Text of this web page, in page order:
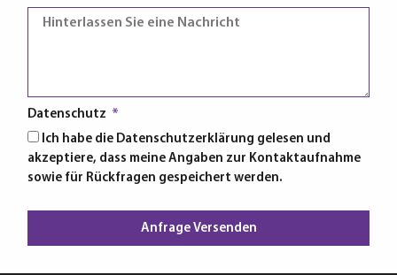
Datenschutz
Ich habe die Datenschutzerklärung gelesen und
akzeptiere, dass meine Angaben zur Kontaktaufnahme
sowie für Rückfragen gespeichert werden.
Anfrage Versenden